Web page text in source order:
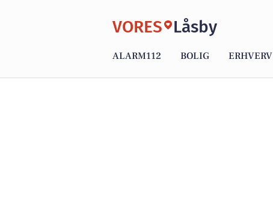
VORES Låsby
ALARM112 BOLIG ERHVERV